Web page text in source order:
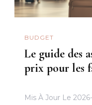
BUDGET
Le guide des
prix pour les
Mis À Jour Le